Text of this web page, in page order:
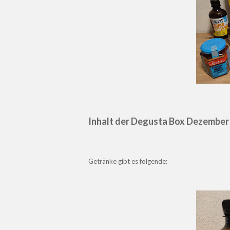
Inhalt der Degusta Box
Getränke gibt es folgende: